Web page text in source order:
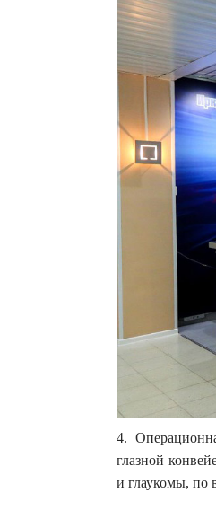
4.
глазной
и глаукомы, по